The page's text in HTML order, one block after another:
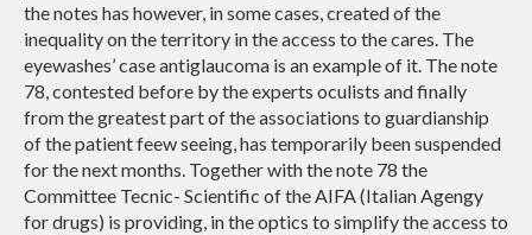
the notes has however, in some cases, created of the
inequality on the territory in the access to the cares. The
eyewashes’ case antiglaucoma is an example of it. The note
78, contested before by the experts oculists and finally
from the greatest part of the associations to guardianship
of the patient feew seeing, has temporarily been suspended
for the next months. Together with the note 78 the
Committee Tecnic- Scientific of the AIFA (Italian Agengy
for drugs) is providing, in the optics to simplify the access to